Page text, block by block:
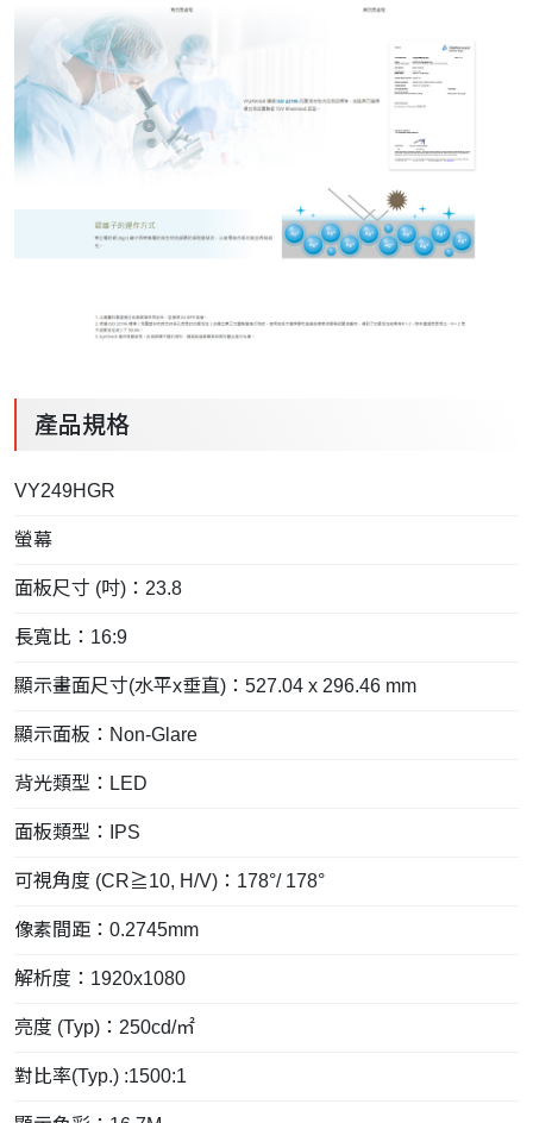
產品規格
VY249HGR
螢幕
面板尺寸 (吋)：23.8
長寬比：16:9
顯示畫面尺寸(水平x垂直)：527.04 x 296.46 mm
顯示面板：Non-Glare
背光類型：LED
面板類型：IPS
可視角度 (CR≧10, H/V)：178°/ 178°
像素間距：0.2745mm
解析度：1920x1080
亮度 (Typ)：250cd/㎡
對比率(Typ.) :1500:1